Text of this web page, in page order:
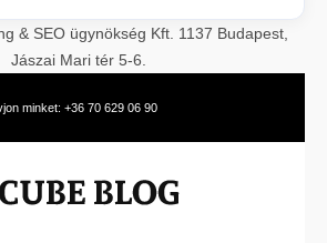
& SEO ügynökség Kft. 1137 Budapest,
Jászai Mari tér 5-6.
minket: +36 70 629 06 90